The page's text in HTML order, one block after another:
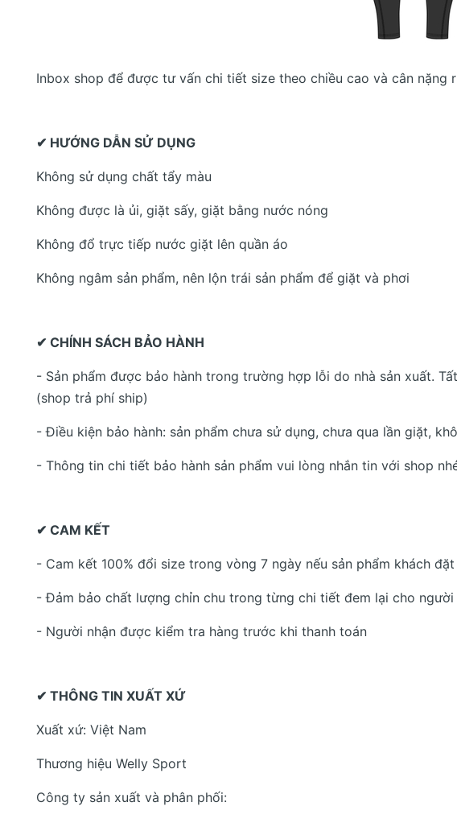
Inbox shop để được tư vấn chi tiết size theo chiều cao và cân nặng
✔ HƯỚNG DẪN SỬ DỤNG
Không sử dụng chất tẩy màu
Không được là ủi, giặt sấy, giặt bằng nước nóng
Không đổ trực tiếp nước giặt lên quần áo
Không ngâm sản phẩm, nên lộn trái sản phẩm để giặt và phơi
✔ CHÍNH SÁCH BẢO HÀNH
- Sản phẩm được bảo hành trong trường hợp lỗi do nhà sản xuất.
(shop trả phí ship)
- Điều kiện bảo hành: sản phẩm chưa sử dụng, chưa qua lần giặt,
- Thông tin chi tiết bảo hành sản phẩm vui lòng nhắn tin với shop
✔ CAM KẾT
- Cam kết 100% đổi size trong vòng 7 ngày nếu sản phẩm khách
- Đảm bảo chất lượng chỉn chu trong từng chi tiết đem lại cho
- Người nhận được kiểm tra hàng trước khi thanh toán
✔ THÔNG TIN XUẤT XỨ
Xuất xứ: Việt Nam
Thương hiệu Welly Sport
Công ty sản xuất và phân phối: